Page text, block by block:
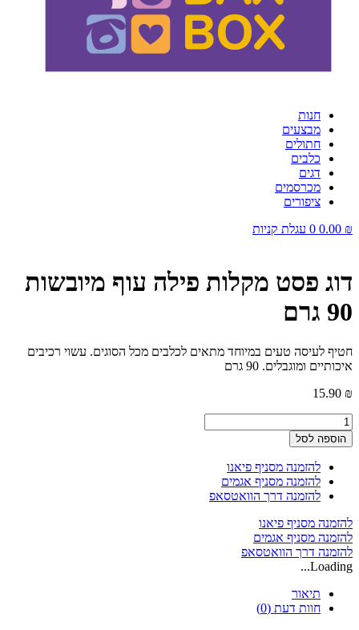
חנות
מבצעים
חתולים
כלבים
דגים
מכרסמים
ציפורים
0.00 ₪
0 עגלת קניות
דוג פסט מקלות פילה עוף מיובשות
90 גרם
חטיף לעיסה טעים במיוחד מתאים לכלבים מכל הסוגים. עשוי רכיבים
איכותיים ומוגבלים. 90 גרם
15.90 ₪
כמות
של
דוג
פסט
מקלות
פילה
מיובשות
90
גרם
הוספה לסל
להזמנה מסניף פיאנו
להזמנה מסניף אגמים
להזמנה דרך הוואטסאפ
להזמנה מסניף פיאנו
להזמנה מסניף אגמים
להזמנה דרך הוואטסאפ
Loading...
תיאור
חוות דעת (0)